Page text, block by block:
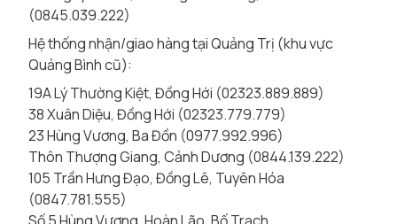
(0845.039.222)
Hệ thống nhận/giao hàng tại Quảng Trị (khu vực
Quảng Bình cũ):
19A Lý Thường Kiệt, Đồng Hới (02323.889.889)
38 Xuân Diệu, Đồng Hới (02323.779.779)
23 Hùng Vương, Ba Đồn (0977.992.996)
Thôn Thượng Giang, Cảnh Dương (0844.139.222)
105 Trần Hưng Đạo, Đồng Lê, Tuyên Hóa
(0847.781.555)